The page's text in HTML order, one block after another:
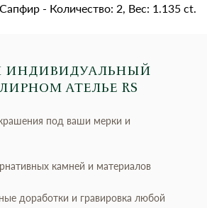
Сапфир - Количество: 2, Вес: 1.135 ct.
ИНДИВИДУАЛЬНЫЙ
АТЕЛЬЕ RS
под ваши мерки и
камней и материалов
доработки и гравировка любой